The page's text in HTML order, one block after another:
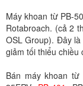
Máy khoan từ PB-
Rotabroach. (cả 2
OSL Group). Đây
giảm tối thiểu chiều
Bán máy khoan từ